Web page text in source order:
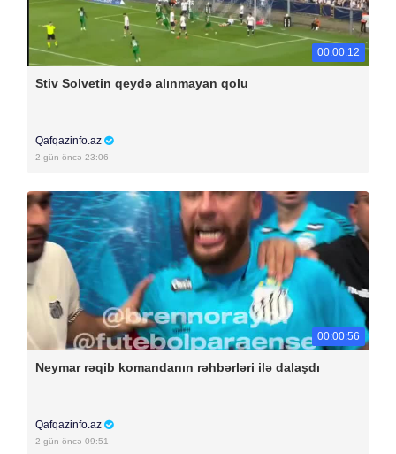
00:00:12
Stiv Solvetin qeydə alınmayan qolu
Qafqazinfo.az
2 gün öncə 23:06
00:00:56
Neymar rəqib komandanın rəhbərləri ilə dalaşdı
Qafqazinfo.az
2 gün öncə 09:51